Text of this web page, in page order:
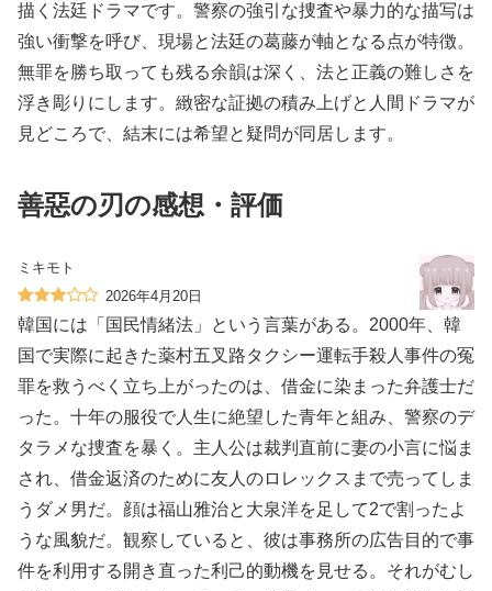
描く法廷ドラマです。警察の強引な捜査や暴力的な描写は
強い衝撃を呼び、現場と法廷の葛藤が軸となる点が特徴。
無罪を勝ち取っても残る余韻は深く、法と正義の難しさを
浮き彫りにします。緻密な証拠の積み上げと人間ドラマが
見どころで、結末には希望と疑問が同居します。
善惡の刃の感想・評価
ミキモト
2026年4月20日
韓国には「国民情緒法」という言葉がある。2000年、韓
国で実際に起きた薬村五叉路タクシー運転手殺人事件の冤
罪を救うべく立ち上がったのは、借金に染まった弁護士だ
った。十年の服役で人生に絶望した青年と組み、警察のデ
タラメな捜査を暴く。主人公は裁判直前に妻の小言に悩ま
され、借金返済のために友人のロレックスまで売ってしま
うダメ男だ。顔は福山雅治と大泉洋を足して2で割ったよ
うな風貌だ。観察していると、彼は事務所の広告目的で事
件を利用する開き直った利己的動機を見せる。それがむし